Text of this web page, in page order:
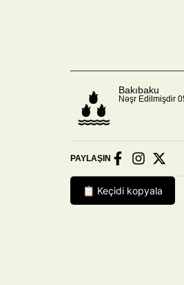
Bakıbaku
Nəşr Edilmişdir
PAYLAŞIN
📋 Keçidi kopyala